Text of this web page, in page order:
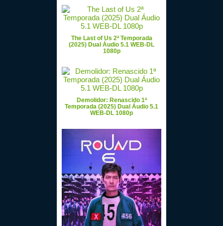
The Last of Us 2ª Temporada
(2025) Dual Áudio 5.1 WEB-DL
1080p
Demolidor: Renascido 1ª
Temporada (2025) Dual Áudio 5.1
WEB-DL 1080p